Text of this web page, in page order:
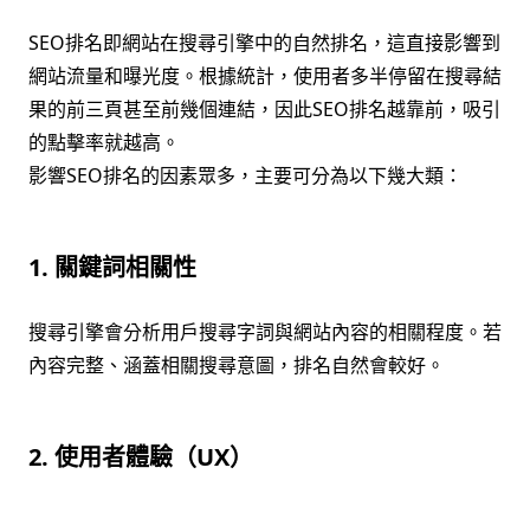
SEO排名即網站在搜尋引擎中的自然排名，這直接影響到
網站流量和曝光度。根據統計，使用者多半停留在搜尋結
果的前三頁甚至前幾個連結，因此SEO排名越靠前，吸引
的點擊率就越高。
影響SEO排名的因素眾多，主要可分為以下幾大類：
1. 關鍵詞相關性
搜尋引擎會分析用戶搜尋字詞與網站內容的相關程度。若
內容完整、涵蓋相關搜尋意圖，排名自然會較好。
2. 使用者體驗（UX）